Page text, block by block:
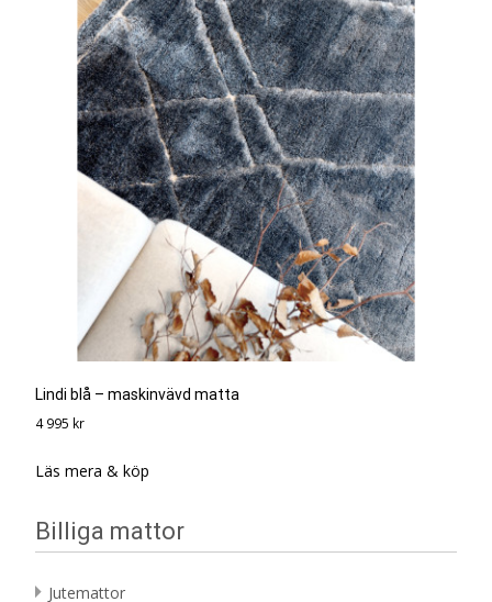
Lindi blå – maskinvävd matta
4 995 kr
Läs mera & köp
Billiga mattor
Jutemattor